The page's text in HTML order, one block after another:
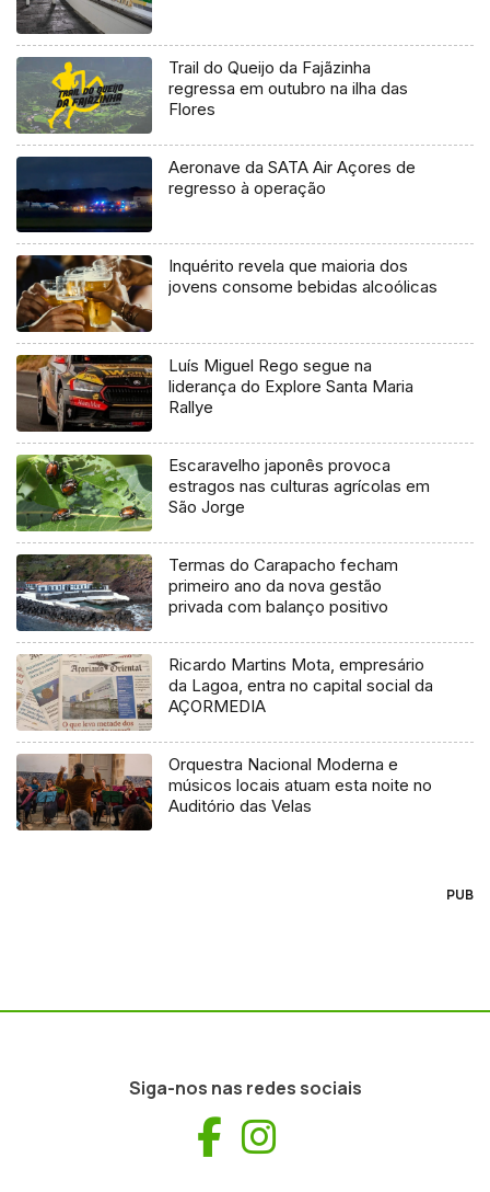
Trail do Queijo da Fajãzinha
regressa em outubro na ilha das
Flores
Aeronave da SATA Air Açores de
regresso à operação
Inquérito revela que maioria dos
jovens consome bebidas alcoólicas
Luís Miguel Rego segue na
liderança do Explore Santa Maria
Rallye
Escaravelho japonês provoca
estragos nas culturas agrícolas em
São Jorge
Termas do Carapacho fecham
primeiro ano da nova gestão
privada com balanço positivo
Ricardo Martins Mota, empresário
da Lagoa, entra no capital social da
AÇORMEDIA
Orquestra Nacional Moderna e
músicos locais atuam esta noite no
Auditório das Velas
PUB
Siga-nos nas redes sociais
Facebook